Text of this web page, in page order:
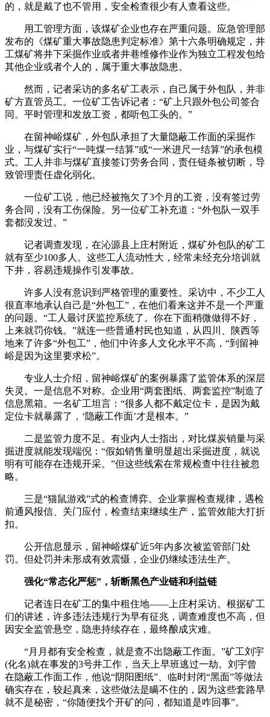
的，就是戴了也不管用，安全检查很少有人查看这些。
用工管理方面，该煤矿企业也存在严重问题。应急管理部
发布的《煤矿重大事故隐患判定标准》第十六条明确规定，井
工煤矿将井下采掘作业或者井巷维修作业作为独立工程发包给
其他企业或者个人的，属于重大事故隐患。
然而，记者采访的多名矿工表示，自己属于外包队，并非
矿方直管员工。一位矿工告诉记者：“矿上只跟外包公司签合
同。平时管理和发放工资，都听包工头的。”
在留神峪煤矿，外包队承担了大量隐蔽工作面的采掘作
业，与煤矿实行“一吨煤一结算”或“一米进尺一结算”的承包模
式。工人并非与煤矿直接签订劳务合同，责任链条被切断，导
致管理责任虚化弱化。
一位矿工说，他已经被拖欠了3个月的工资，没有签过劳
务合同，没有工伤保险。另一位矿工补充道：“外包队一双手
套都没发过。”
记者调查发现，在沁源县上庄村附近，煤矿外包队的矿工
就有至少100多人。这些工人流动性大，经常未经充分培训就
下井，容易违规操作引发事故。
许多人没有意识到严格管理的重要性。采访中，不少工人
很直率地承认自己是“外包工”，在他们看来这并不是一个严重
的问题。“工人最讨厌监控系统了。你在下面稍微做得不好，
上来就罚你钱。”就连一些普通村民也知道，从四川、陕西等
地来了许多“外包工”，他们中许多人文化水平不高，“到留神
峪是因为这里要求松”。
专业人士介绍，留神峪煤矿的案例暴露了监管体系的深层
失灵。一是信息不对称。企业用“两套图纸、两套监控”制造了
信息黑箱。一名矿工坦言：“很多人都不戴定位卡，是因为戴
定位卡就暴露了，‘隐蔽工作面’才是根本。”
二是监管力度不足。有业内人士指出，对比煤炭销量与采
掘进度就能发现端倪：“假如销售量明显超出采掘进度，就说
明有可能存在违规开采。”但这些线索在常规检查中往往被忽
略。
三是“猫鼠游戏”式的检查博弈。企业掌握检查规律，遇检
前通风报信、关门应付，检查结束继续生产，监管效能大打折
扣。
公开信息显示，留神峪煤矿近5年内多次被监管部门处
罚。但处罚并未形成有效震慑，企业仍继续违法生产。
强化“常态化严惩”，斩断黑色产业链和利益链
记者连日在矿工的集中租住地——上庄村采访。根据矿工
们的讲述，许多违法违规行为早有征兆，调查难度也不高，但
因安全监管悬空，隐患持续存在，最终酿成灾难。
“月月都有安全检查，就是查不出隐蔽工作面。”矿工刘宇
(化名)就在事发的3号井工作，当天上早班逃过一劫。刘宇曾
在隐蔽工作面工作，他说“阴阳图纸”、临时封闭“黑面”等做法
确实存在，较起真来，这些做法是瞒不住的，因为这些套路早
就不是秘密，“你随便找个开矿的问，都知道是咋回事”。